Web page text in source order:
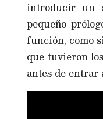
introducir un
pequeño
función, como
que tuvieron
antes de entrar